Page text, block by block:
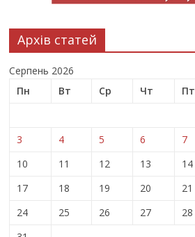
Архів статей
Серпень 2026
Пн
Вт Ср Чт Пт
3
4 5 6 7
10
11 12 13 14
17
18 19 20 21
24
25 26 27 28